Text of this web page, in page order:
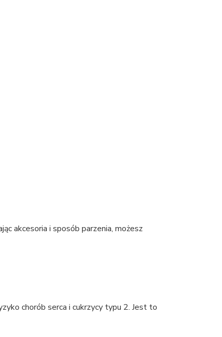
akcesoria i sposób parzenia, możesz
chorób serca i cukrzycy typu 2. Jest to